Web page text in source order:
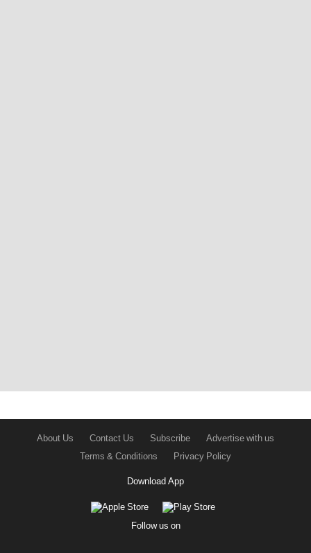
About Us Contact Us Subscribe
Advertise with us
Terms & Conditions
Privacy Policy
Download App
Follow us on